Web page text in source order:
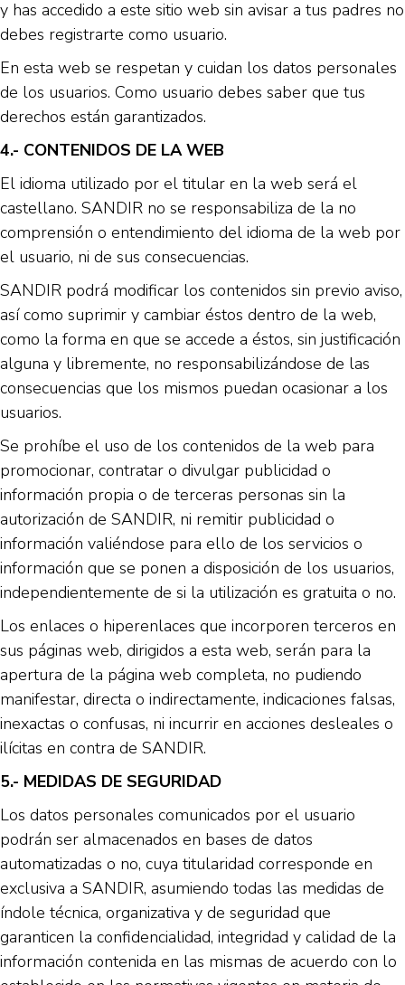
y has accedido a este sitio web sin avisar a tus padres no
debes registrarte como usuario.
En esta web se respetan y cuidan los datos personales
de los usuarios. Como usuario debes saber que tus
derechos están garantizados.
4.- CONTENIDOS DE LA WEB
El idioma utilizado por el titular en la web será el
castellano. SANDIR no se responsabiliza de la no
comprensión o entendimiento del idioma de la web por
el usuario, ni de sus consecuencias.
SANDIR podrá modificar los contenidos sin previo aviso,
así como suprimir y cambiar éstos dentro de la web,
como la forma en que se accede a éstos, sin justificación
alguna y libremente, no responsabilizándose de las
consecuencias que los mismos puedan ocasionar a los
usuarios.
Se prohíbe el uso de los contenidos de la web para
promocionar, contratar o divulgar publicidad o
información propia o de terceras personas sin la
autorización de SANDIR, ni remitir publicidad o
información valiéndose para ello de los servicios o
información que se ponen a disposición de los usuarios,
independientemente de si la utilización es gratuita o no.
Los enlaces o hiperenlaces que incorporen terceros en
sus páginas web, dirigidos a esta web, serán para la
apertura de la página web completa, no pudiendo
manifestar, directa o indirectamente, indicaciones falsas,
inexactas o confusas, ni incurrir en acciones desleales o
ilícitas en contra de SANDIR.
5.- MEDIDAS DE SEGURIDAD
Los datos personales comunicados por el usuario
podrán ser almacenados en bases de datos
automatizadas o no, cuya titularidad corresponde en
exclusiva a SANDIR, asumiendo todas las medidas de
índole técnica, organizativa y de seguridad que
garanticen la confidencialidad, integridad y calidad de la
información contenida en las mismas de acuerdo con lo